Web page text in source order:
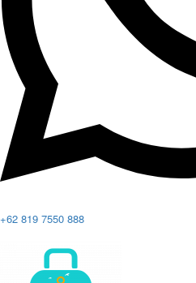
+62 819 7550 888